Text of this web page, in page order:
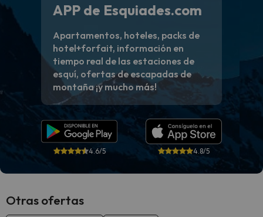
APP de Esquiades.com
Apartamentos, hoteles, packs de
hotel+forfait, información en
tiempo real de las estaciones de
esquí, ofertas de escapadas de
montaña ¡y mucho más!
4.6/5 4.8/5
Otras ofertas